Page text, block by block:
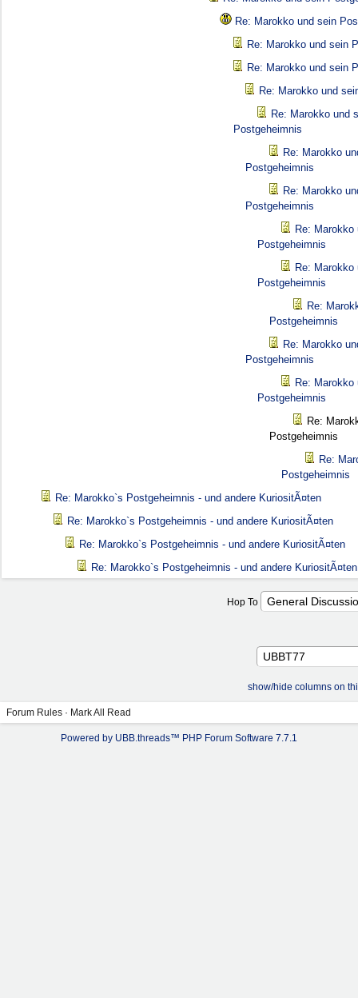
Re: Marokko und sein
Re: Marokko und sein
Re: Marokko und sein
Re: Marokko und
Re: Marokko und
Postgeheimnis
Re: Marokko
Postgeheimnis
Re: Marokko
Postgeheimnis
Re: Marokko
Postgeheimnis
Re: Marokko
Postgeheimnis
Re:
Postgeheimnis
Re: Marokko
Postgeheimnis
Re: Marokko
Postgeheimnis
Re:
Postgeheimnis
Re:
Postgeheimnis
Re: Marokko`s Postgeheimnis - und andere KuriositÃ¤ten
Re: Marokko`s Postgeheimnis - und andere KuriositÃ¤ten
Re: Marokko`s Postgeheimnis - und andere KuriositÃ¤ten
Re: Marokko`s Postgeheimnis - und andere KuriositÃ¤ten
Hop To
show/hide columns on
Forum Rules · Mark All Read
Powered by UBB.threads™ PHP Forum Software 7.7.1